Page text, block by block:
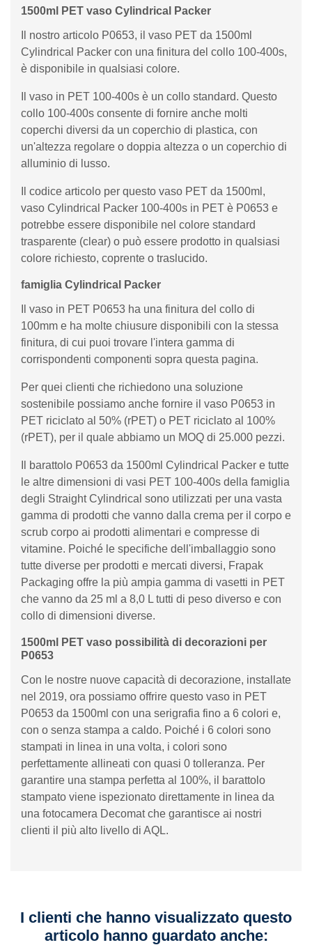
1500ml PET vaso Cylindrical Packer
Il nostro articolo P0653, il vaso PET da 1500ml
Cylindrical Packer con una finitura del collo 100-400s,
è disponibile in qualsiasi colore.
Il vaso in PET 100-400s è un collo standard. Questo
collo 100-400s consente di fornire anche molti
coperchi diversi da un coperchio di plastica, con
un'altezza regolare o doppia altezza o un coperchio di
alluminio di lusso.
Il codice articolo per questo vaso PET da 1500ml,
vaso Cylindrical Packer 100-400s in PET è P0653 e
potrebbe essere disponibile nel colore standard
trasparente (clear) o può essere prodotto in qualsiasi
colore richiesto, coprente o traslucido.
famiglia Cylindrical Packer
Il vaso in PET P0653 ha una finitura del collo di
100mm e ha molte chiusure disponibili con la stessa
finitura, di cui puoi trovare l'intera gamma di
corrispondenti componenti sopra questa pagina.
Per quei clienti che richiedono una soluzione
sostenibile possiamo anche fornire il vaso P0653 in
PET riciclato al 50% (rPET) o PET riciclato al 100%
(rPET), per il quale abbiamo un MOQ di 25.000 pezzi.
Il barattolo P0653 da 1500ml Cylindrical Packer e tutte
le altre dimensioni di vasi PET 100-400s della famiglia
degli Straight Cylindrical sono utilizzati per una vasta
gamma di prodotti che vanno dalla crema per il corpo e
scrub corpo ai prodotti alimentari e compresse di
vitamine. Poiché le specifiche dell'imballaggio sono
tutte diverse per prodotti e mercati diversi, Frapak
Packaging offre la più ampia gamma di vasetti in PET
che vanno da 25 ml a 8,0 L tutti di peso diverso e con
collo di dimensioni diverse.
1500ml PET vaso possibilità di decorazioni per
P0653
Con le nostre nuove capacità di decorazione, installate
nel 2019, ora possiamo offrire questo vaso in PET
P0653 da 1500ml con una serigrafia fino a 6 colori e,
con o senza stampa a caldo. Poiché i 6 colori sono
stampati in linea in una volta, i colori sono
perfettamente allineati con quasi 0 tolleranza. Per
garantire una stampa perfetta al 100%, il barattolo
stampato viene ispezionato direttamente in linea da
una fotocamera Decomat che garantisce ai nostri
clienti il ​​più alto livello di AQL.
I clienti che hanno visualizzato questo
articolo hanno guardato anche: